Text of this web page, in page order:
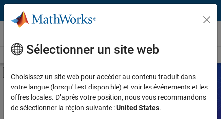
Passer au contenu
Vidéos
Vidéos Recherche
Activer/désactiver l'affichage du menu
Produit Vidéos
Sélectionner un site web
Choisissez un site web pour accéder au contenu traduit dans
votre langue (lorsqu'il est disponible) et voir les événements et les
offres locales. D’après votre position, nous vous recommandons
de sélectionner la région suivante :United States.